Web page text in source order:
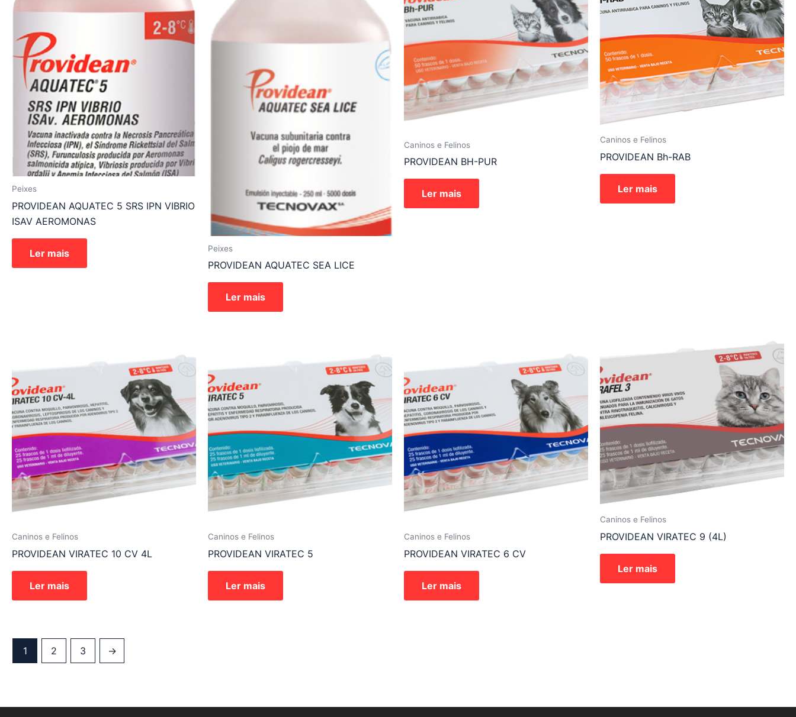
Peixes
PROVIDEAN AQUATEC 5 SRS IPN VIBRIO
ISAV AEROMONAS
Ler mais Peixes
PROVIDEAN AQUATEC SEA LICE
Ler mais
Caninos e Felinos
PROVIDEAN BH-PUR
Ler mais
Caninos e Felinos
PROVIDEAN Bh-RAB
Ler mais
Caninos e Felinos
PROVIDEAN VIRATEC 10 CV 4L
Ler mais
Caninos e Felinos
PROVIDEAN VIRATEC 5
Ler mais
Caninos e Felinos
PROVIDEAN VIRATEC 6 CV
Ler mais
Caninos e Felinos
PROVIDEAN VIRATEC 9 (4L)
Ler mais
1 2 3 →